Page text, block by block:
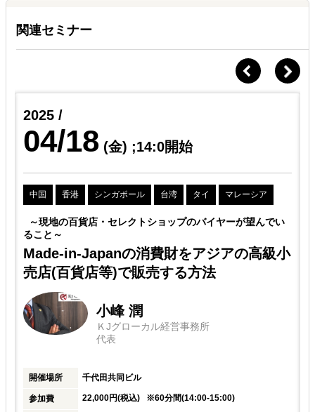
関連セミナー
2025 /
04/18 (金) ;14:0開始
中国 香港 シンガポール 台湾 タイ マレーシア
～現地の百貨店・セレクトショップのバイヤーが望んでい
ること～
Made-in-Japanの消費財をアジアの高級小
売店(百貨店等)で販売する方法
小峰 潤
ＫJグローカル経営事務所
代表
開催場所 千代田共同ビル
参加費 22,000円(税込) ※60分間(14:00-15:00)